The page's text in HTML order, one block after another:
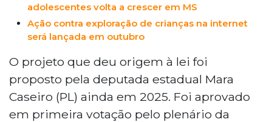
adolescentes volta a crescer em MS
Ação contra exploração de crianças na internet
será lançada em outubro
O projeto que deu origem à lei foi
proposto pela deputada estadual Mara
Caseiro (PL) ainda em 2025. Foi aprovado
em primeira votação pelo plenário da